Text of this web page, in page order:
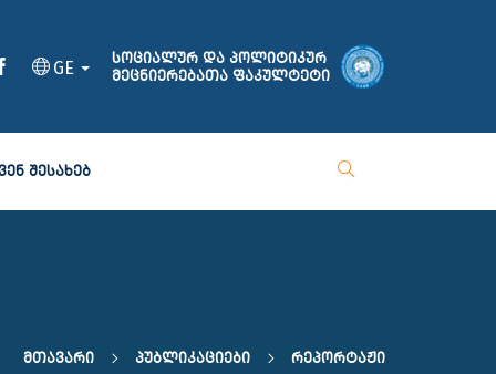
სოციალურ და პოლიტიკურ
მეცნიერებათა ფაკულტეტი
GE
ᲨᲔᲡᲐᲮᲔᲑ
Მთავარი Პუბლიკაციები Რეპორტაჟი